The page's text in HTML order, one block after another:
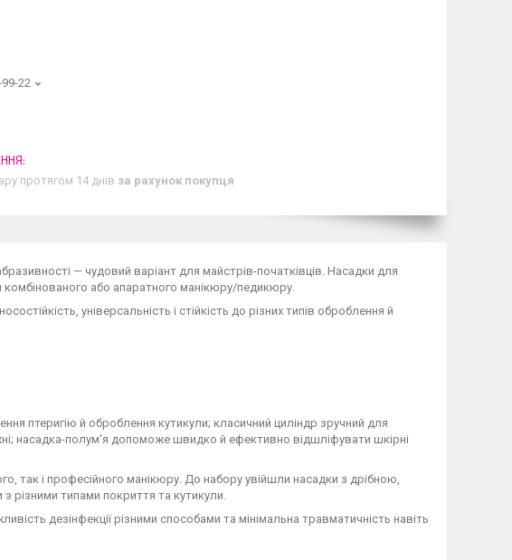
22
протягом 14 днів за рахунок покупця
— чудовий варіант для майстрів-початківців. Насадки для
комбінованого або апаратного манікюру/педикюру.
універсальність і стійкість до різних типів оброблення й
птеригію й оброблення кутикули; класичний циліндр зручний для
насадка-полум'я допоможе швидко й ефективно відшліфувати шкірні
так і професійного манікюру. До набору увійшли насадки з дрібною,
типами покриття та кутикули.
дезінфекції різними способами та мінімальна травматичність навіть